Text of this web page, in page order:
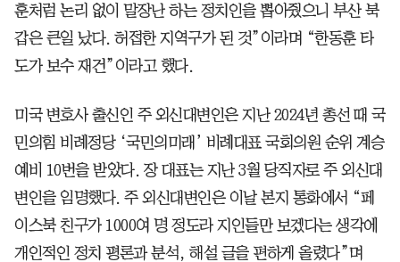
훈처럼 논리 없이 말장난 하는 정치인을 뽑아줬으니 부산 북
갑은 큰일 났다. 허접한 지역구가 된 것”이라며 “한동훈 타
도가 보수 재건”이라고 했다.
미국 변호사 출신인 주 외신대변인은 지난 2024년 총선 때 국
민의힘 비례정당 ‘국민의미래’ 비례대표 국회의원 순위 계승
예비 10번을 받았다. 장 대표는 지난 3월 당직자로 주 외신대
변인을 임명했다. 주 외신대변인은 이날 본지 통화에서 “페
이스북 친구가 1000여 명 정도라 지인들만 보겠다는 생각에
개인적인 정치 평론과 분석, 해설 글을 편하게 올렸다”며